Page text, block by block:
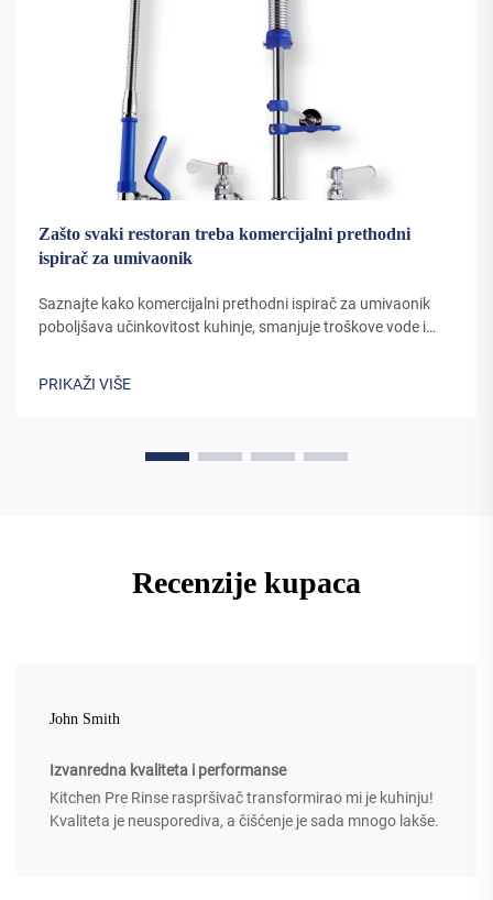
Zašto svaki restoran treba komercijalni prethodni
ispirač za umivaonik
Saznajte kako komercijalni prethodni ispirač za umivaonik
poboljšava učinkovitost kuhinje, smanjuje troškove vode i
restorana oslanja na ovaj ključni alat. Pogledajte stvarne
PRIKAŽI VIŠE
Recenzije kupaca
John Smith
Izvanredna kvaliteta i performanse
Kitchen Pre Rinse raspršivač transformirao mi je kuhinju!
Kvaliteta je neusporediva, a čišćenje je sada mnogo lakše.